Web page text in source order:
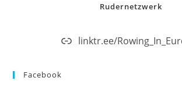
Rudernetzwerk
linktr.ee/
Facebook